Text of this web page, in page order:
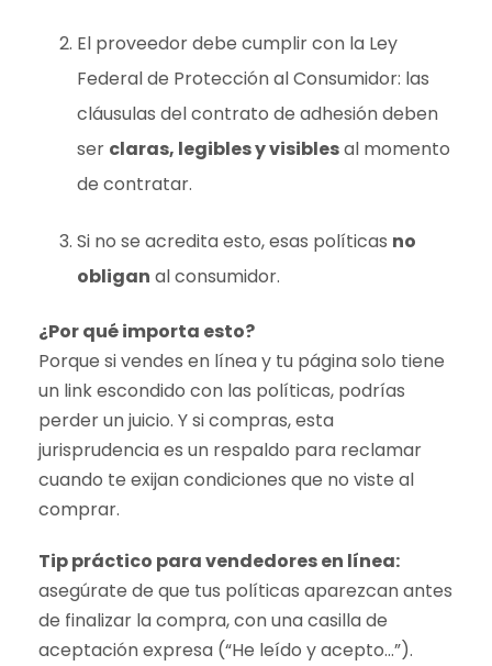
El proveedor debe cumplir con la Ley
Federal de Protección al Consumidor: las
cláusulas del contrato de adhesión deben
ser claras, legibles y visiblesal momento
de contratar.
Si no se acredita esto, esas políticas no
obligan al consumidor.
¿Por qué importa esto?
Porque si vendes en línea y tu página solo tiene
un link escondido con las políticas, podrías
perder un juicio. Y si compras, esta
jurisprudencia es un respaldo para reclamar
cuando te exijan condiciones que no viste al
comprar.
Tip práctico para vendedores en línea:
asegúrate de que tus políticas aparezcan antes
de finalizar la compra, con una casilla de
aceptación expresa (“He leído y acepto…”).